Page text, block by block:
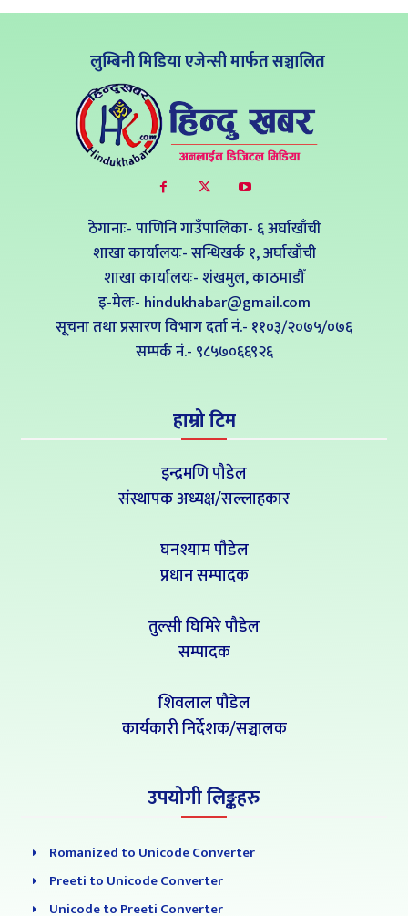
लुम्बिनी मिडिया एजेन्सी मार्फत सञ्चालित
ठेगानाः- पाणिनि गाउँपालिका- ६ अर्घाखाँची
शाखा कार्यालयः- सन्धिखर्क १, अर्घाखाँची
शाखा कार्यालयः- शंखमुल, काठमाडौँ
इ-मेलः- hindukhabar@gmail.com
सूचना तथा प्रसारण विभाग दर्ता नं.- ११०३/२०७५/०७६
सम्पर्क नं‍.- ९८५७०६६९२६
हाम्रो टिम
इन्द्रमणि पौडेल
संस्थापक अध्यक्ष/सल्लाहकार
घनश्याम पौडेल
प्रधान सम्पादक
तुल्सी घिमिरे पौडेल
सम्पादक
शिवलाल पौडेल
कार्यकारी निर्देशक/सञ्चालक
उपयोगी लिङ्कहरु
Romanized to Unicode Converter
Preeti to Unicode Converter
Unicode to Preeti Converter